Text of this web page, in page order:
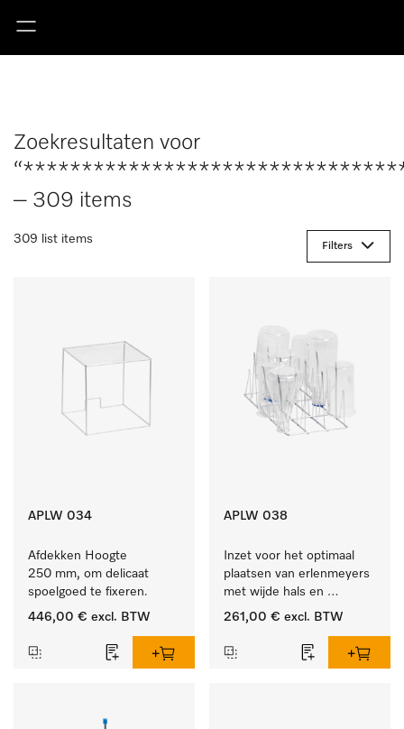
Zoekresultaten voor
– 309 items
309 list items
Filters
APLW 034
Afdekken Hoogte
250 mm, om delicaat
spoelgoed te fixeren.
446,00 € excl. BTW
APLW 038
Inzet voor het optimaal
plaatsen van erlenmeyers
met wijde hals en
maatcylinders.
261,00 € excl. BTW